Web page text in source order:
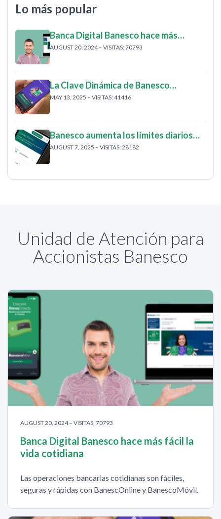
Lo más popular
Banca Digital Banesco hace más…
AUGUST 20, 2024 – VISITAS: 70793
La Clave Dinámica de Banesco…
MAY 13, 2025 – VISITAS: 41416
Banesco aumenta los límites diarios…
AUGUST 7, 2025 – VISITAS: 28182
Unidad de Atención para
Accionistas Banesco
AUGUST 20, 2024 – VISITAS: 70793
Banca Digital Banesco hace más fácil la
vida cotidiana
Las operaciones bancarias cotidianas son fáciles,
seguras y rápidas con BanescOnline y BanescoMóvil.